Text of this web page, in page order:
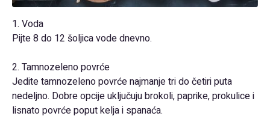
1. Voda
Pijte 8 do 12 šoljica vode dnevno.
2. Tamnozeleno povrće
Jedite tamnozeleno povrće najmanje tri do četiri puta
nedeljno. Dobre opcije uključuju brokoli, paprike, prokulice i
lisnato povrće poput kelja i spanaća.